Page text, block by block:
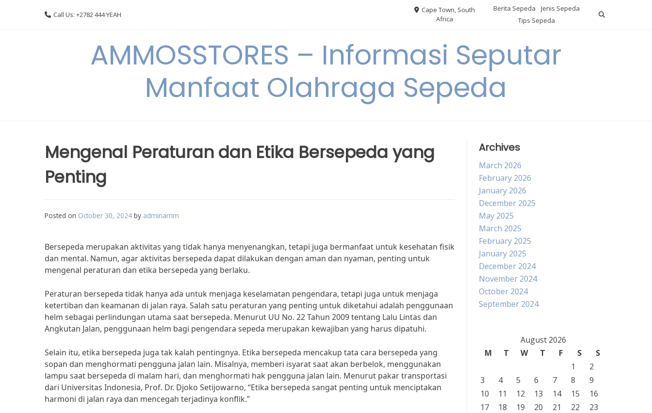
Call Us: +2782 444 YEAH
Cape Town, South
Africa
Berita Sepeda
Jenis Sepeda
Tips Sepeda
AMMOSSTORES – Informasi Seputar
Manfaat Olahraga Sepeda
Mengenal Peraturan dan Etika Bersepeda yang
Penting
Posted on October 30, 2024 by adminamm
Bersepeda merupakan aktivitas yang tidak hanya menyenangkan, tetapi juga bermanfaat untuk kesehatan fisik
dan mental. Namun, agar aktivitas bersepeda dapat dilakukan dengan aman dan nyaman, penting untuk
mengenal peraturan dan etika bersepeda yang berlaku.
Peraturan bersepeda tidak hanya ada untuk menjaga keselamatan pengendara, tetapi juga untuk menjaga
ketertiban dan keamanan di jalan raya. Salah satu peraturan yang penting untuk diketahui adalah penggunaan
helm sebagai perlindungan utama saat bersepeda. Menurut UU No. 22 Tahun 2009 tentang Lalu Lintas dan
Angkutan Jalan, penggunaan helm bagi pengendara sepeda merupakan kewajiban yang harus dipatuhi.
Selain itu, etika bersepeda juga tak kalah pentingnya. Etika bersepeda mencakup tata cara bersepeda yang
sopan dan menghormati pengguna jalan lain. Misalnya, memberi isyarat saat akan berbelok, menggunakan
lampu saat bersepeda di malam hari, dan menghormati hak pengguna jalan lain. Menurut pakar transportasi
dari Universitas Indonesia, Prof. Dr. Djoko Setijowarno, “Etika bersepeda sangat penting untuk menciptakan
harmoni di jalan raya dan mencegah terjadinya konflik.”
Archives
March 2026
February 2026
January 2026
December 2025
May 2025
March 2025
February 2025
January 2025
December 2024
November 2024
October 2024
September 2024
August 2026
M
T W T F S
S
1
2
3
4 5 6 7 8
9
10
11 12 13 14 15
16
17
18 19 20 21 22
23